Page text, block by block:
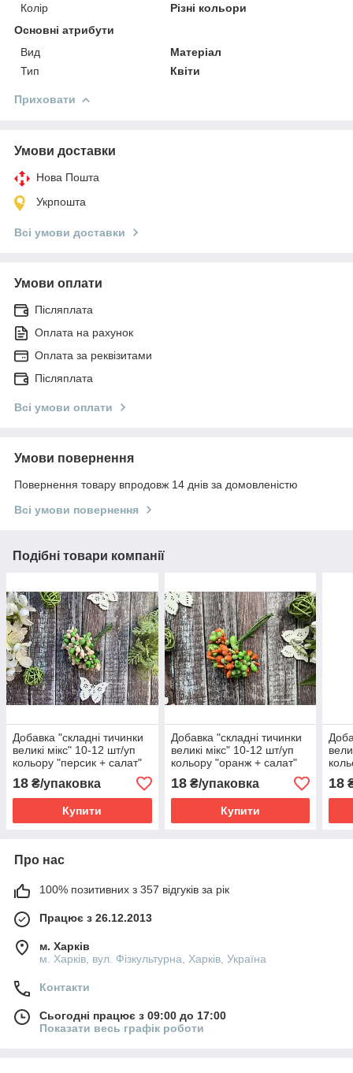
Колір
Різні кольори
Основні атрибути
Вид
Матеріал
Тип
Квіти
Приховати
Умови доставки
Нова Пошта
Укрпошта
Всі умови доставки
Умови оплати
Післяплата
Оплата на рахунок
Оплата за реквізитами
Післяплата
Всі умови оплати
Умови повернення
Повернення товару впродовж 14 днів за домовленістю
Всі умови повернення
Подібні товари компанії
Добавка "складні тичинки
великі мікс" 10-12 шт/уп
кольору "персик + салат"
18 ₴/упаковка
Купити
Добавка "складні тичинки
великі мікс" 10-12 шт/уп
кольору "оранж + салат"
18₴/упаковка
Купити
18
Про нас
100% позитивних з 357 відгуків за рік
Працює з 26.12.2013
м. Харків
м. Харків, вул. Фізкультурна, Харків, Україна
Контакти
Сьогодні працює з 09:00 до 17:00
Показати весь графік роботи